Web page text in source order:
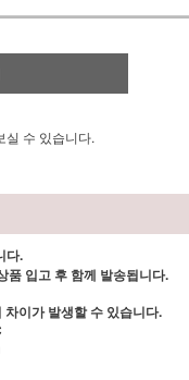
실 수 있습니다.
다.
품 입고 후 함께 발송됩니다.
이가 발생할 수 있습니다.